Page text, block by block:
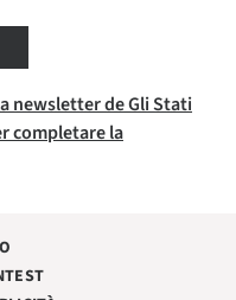
newsletter de Gli Stati
completare la